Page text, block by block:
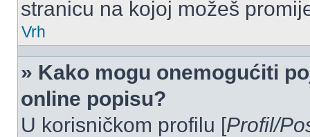
stranicu na kojoj možeš
Vrh
» Kako mogu onemogućiti
online popisu?
U korisničkom profilu [Profil/